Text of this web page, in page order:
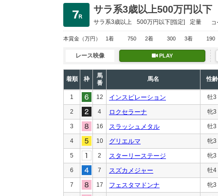
サラ系3歳以上500万円以下
サラ系3歳以上 500万円以下[指定] 定量
本賞金 （万円） 1着 750 2着 300 3着 190
レース映像 PLAY
着順 枠
馬
番
馬名 性齢
1 12 インスピレーション 牡3
2 4 ロクセラーナ 牝3
3 16 スラッシュメタル 牡3
4 10 グリエルマ 牝3
5 2 スターリーステージ 牝3
6 7 スズカメジャー 牡4
7 17 フェスタマドンナ 牝3